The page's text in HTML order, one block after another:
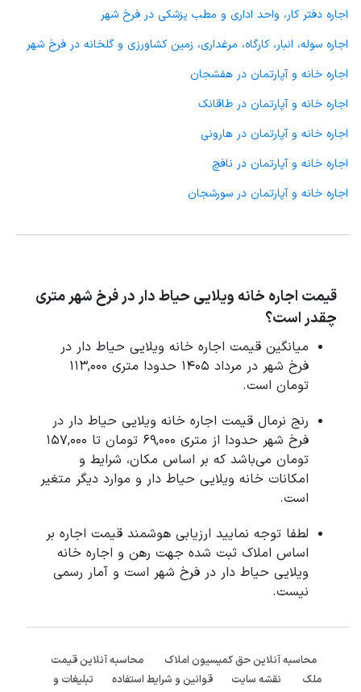
اجاره دفتر کار، واحد اداری و مطب پزشکی در فرخ شهر
اجاره سوله، انبار، کارگاه، مرغداری، زمین کشاورزی و گلخانه در فرخ شهر
اجاره خانه و آپارتمان در هفشجان
اجاره خانه و آپارتمان در طاقانک
اجاره خانه و آپارتمان در هارونی
اجاره خانه و آپارتمان در نافچ
اجاره خانه و آپارتمان در سورشجان
قیمت اجاره خانه ویلایی حیاط دار در فرخ شهر متری
چقدر است؟
میانگین قیمت اجاره خانه ویلایی حیاط دار در
فرخ شهر در مرداد 1405 حدودا متری 113,000
تومان است.
رنج نرمال قیمت اجاره خانه ویلایی حیاط دار در
فرخ شهر حدودا از متری 69,000 تومان تا 157,000
تومان می‌باشد که بر اساس مکان، شرایط و
امکانات خانه ویلایی حیاط دار و موارد دیگر متغیر
است.
لطفا توجه نمایید ارزیابی هوشمند قیمت اجاره بر
اساس املاک ثبت شده جهت رهن و اجاره خانه
ویلایی حیاط دار در فرخ شهر است و آمار رسمی
نیست.
محاسبه آنلاین حق کمیسیون املاک
محاسبه آنلاین قیمت
ملک
نقشه سایت قوانین و شرایط استفاده
تبلیغات و